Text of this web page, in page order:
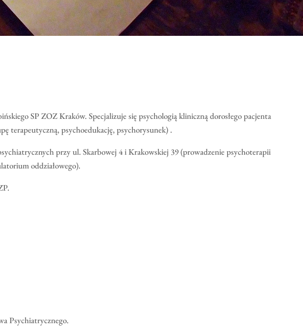
SP ZOZ Kraków. Specjalizuje się psychologią kliniczną dorosłego pacjenta
terapeutyczną, psychoedukację, psychorysunek) .
przy ul. Skarbowej 4 i Krakowskiej 39 (prowadzenie psychoterapii
oddziałowego).
Psychiatrycznego.